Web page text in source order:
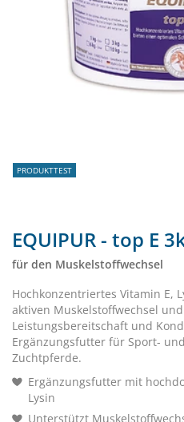
PRODUKTTEST
EQUIPUR - top E
für den Muskelstoffwechsel
Hochkonzentriertes Vitamin E,
aktiven Muskelstoffwechsel
Leistungsbereitschaft und
Ergänzungsfutter für Sport-
Zuchtpferde.
Ergänzungsfutter mit
Lysin
Unterstützt